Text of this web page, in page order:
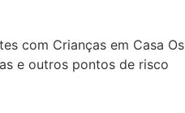
com Crianças em Casa Os
e outros pontos de risco